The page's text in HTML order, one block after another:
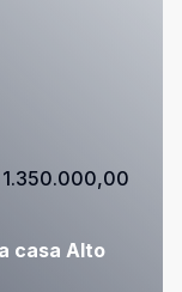
casa Alto
1.350.000,00